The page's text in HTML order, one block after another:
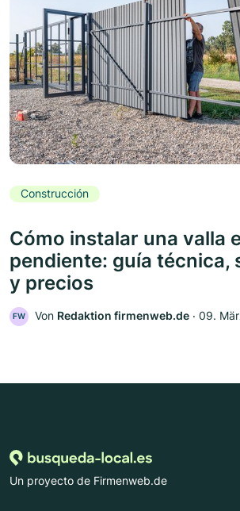
Construcción
Cómo instalar una valla
pendiente: guía técnica,
y precios
FW Von Redaktion firmenweb.de ‧ 09.
Un proyecto de Firmenweb.de